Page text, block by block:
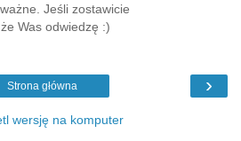
Jeśli zostawicie
Was odwiedzę :)
›
Strona główna
wersję na komputer